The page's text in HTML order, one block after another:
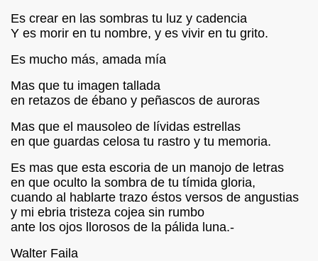
Es crear en las sombras tu luz y cadencia
Y es morir en tu nombre, y es vivir en tu grito.
Es mucho más, amada mía
Mas que tu imagen tallada
en retazos de ébano y peñascos de auroras
Mas que el mausoleo de lívidas estrellas
en que guardas celosa tu rastro y tu memoria.
Es mas que esta escoria de un manojo de letras
en que oculto la sombra de tu tímida gloria,
cuando al hablarte trazo éstos versos de angustias
y mi ebria tristeza cojea sin rumbo
ante los ojos llorosos de la pálida luna.-
Walter Faila
:Silencios de Amor (Inocente Pecado)
Aldeas de los diablos"
:Mujer y Hembra
Una Mujer sola
:"Complejidad"
el Sol del Firmamento"
"NUESTRA GUERRA"